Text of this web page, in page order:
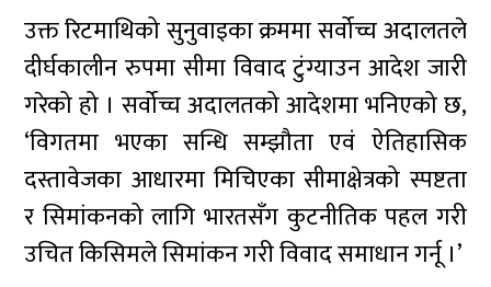
उक्त रिटमाथिको सुनुवाइका क्रममा सर्वोच्च अदालतले
दीर्घकालीन रुपमा सीमा विवाद टुंग्याउन आदेश जारी
गरेको हो । सर्वोच्च अदालतको आदेशमा भनिएको छ,
‘विगतमा भएका सन्धि सम्झौता एवं ऐतिहासिक
दस्तावेजका आधारमा मिचिएका सीमाक्षेत्रको स्पष्टता
र सिमांकनको लागि भारतसँग कुटनीतिक पहल गरी
उचित किसिमले सिमांकन गरी विवाद समाधान गर्नू ।’